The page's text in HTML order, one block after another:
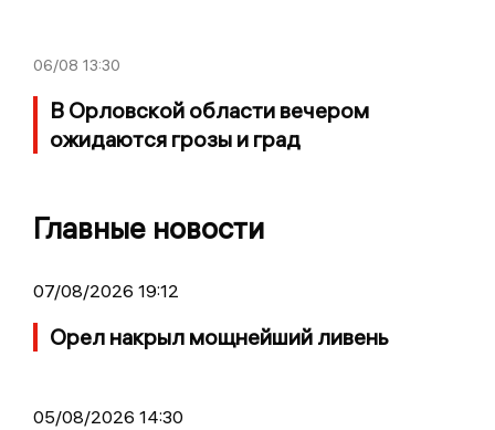
06/08 13:30
В Орловской области вечером
ожидаются грозы и град
Главные новости
07/08/2026 19:12
Орел накрыл мощнейший ливень
05/08/2026 14:30